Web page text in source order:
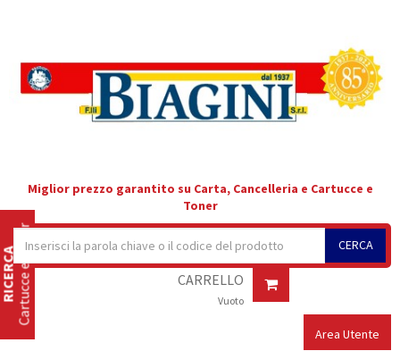
Miglior prezzo garantito su Carta, Cancelleria e Cartucce e
Toner
CERCA
CARRELLO
Vuoto
Area Utente
Cartucce e Toner